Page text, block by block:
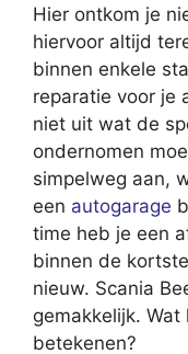
Hier ontkom je
hiervoor altijd
binnen enkele
reparatie voor je
niet uit wat de
ondernomen
simpelweg aan,
een autogarage
time heb je een
binnen de
nieuw. Scania
gemakkelijk.
betekenen?